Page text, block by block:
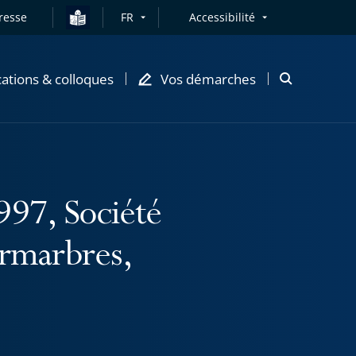
FR Accessibilité
& colloques Vos démarches
Ouvrir
Société